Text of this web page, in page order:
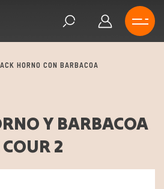
HORNO CON BARBACOA
Y BARBACOA
2